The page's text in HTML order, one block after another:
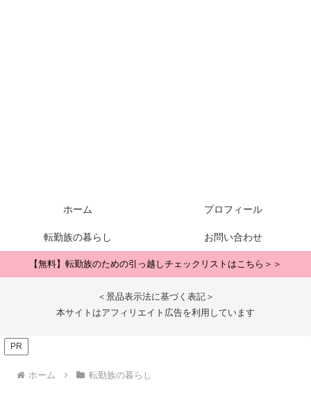
ホーム プロフィール
転勤族の暮らし お問い合わせ
【無料】転勤族のための引っ越しチェックリストはこちら＞＞
＜景品表示法に基づく表記＞
本サイトはアフィリエイト広告を利用しています
PR
ホーム 転勤族の暮らし